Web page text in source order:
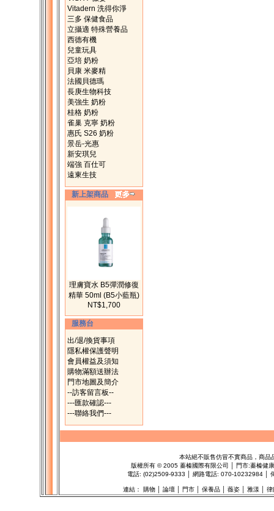
Vitadern 洗得你淨
三多 保健食品
立攝適 特殊營養品
西德有機
兒童玩具
亞培 奶粉
貝康 米麥精
法國貝德瑪
長庚生物科技
美強生 奶粉
桂格 奶粉
雀巢 克寧 奶粉
惠氏 S26 奶粉
景岳-光惠
新安琪兒
端強 百仕可
遠東生技
新上架商品
理膚寶水 B5彈潤修復
精華 50ml (B5小藍瓶)
NT$1,700
服務台
出/退/換貨事項
隱私權保護聲明
會員權益及須知
購物滿額送辦法
門市地圖及簡介
--訪客留言板--
---匯款確認---
---聯絡我們---
本站絕不販售仿冒不實商品，商品
版權所有 ©2005 蓁榛國際有限公司 │ 門市:蓁榛健
電話: (02)2509-9333 │ 網路電話: 070-10232984 │
連結： 購物│ 論壇│ 門市│ 保養品│ 薇姿│ 雅漾 律